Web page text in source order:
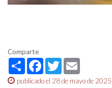
Comparte
ShareFacebook
Twitter
publicado el 28 de mayo de 2025